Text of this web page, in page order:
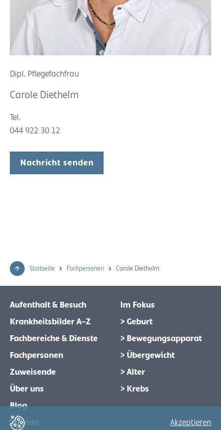
Dipl. Pflegefachfrau
Carole Diethelm
Tel.
044 922 30 12
Nachricht senden
Akzeptieren
Startseite Fachpersonen Carole Diethelm
Aufenthalt & Besuch
Krankheitsbilder A–Z
Fachbereiche & Dienste
Fachpersonen
Zuweisende
Über uns
Blog
Agenda
Im Fokus
> Geburt
> Bewegungsapparat
> Übergewicht
> Alter
> Krebs